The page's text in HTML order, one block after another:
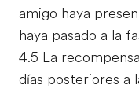
amigo haya
haya pasado a la
4.5 La
días posteriores a